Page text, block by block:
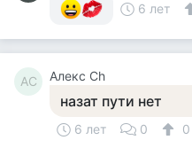
6 лет
АС Алекс Сh
назат пути нет
6 лет 0 0